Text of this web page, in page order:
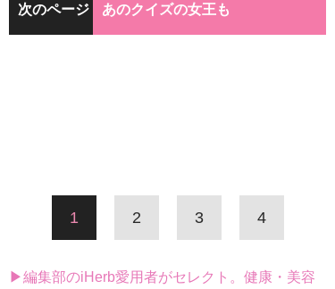
次のページ あのクイズの女王も
1 2 3 4
▶編集部のiHerb愛用者がセレクト。健康・美容